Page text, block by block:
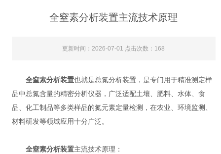
全窒素分析装置主流技术原理
更新时间：2026-07-01 点击次数：168
全窒素分析装置也就是总氮分析装置，是专门用于精准测定样
品中总氮含量的精密分析仪器，广泛适配土壤、肥料、水体、食
品、化工制品等多类样品的氮元素定量检测，在农业、环境监测、
材料研发等领域应用十分广泛。
全窒素分析装置主流技术原理：